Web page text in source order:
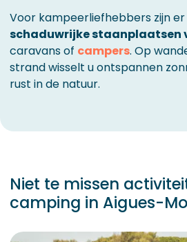
Voor kampeerliefhebbers zijn er
schaduwrijke staanplaatsen
caravans of campers. Op
strand wisselt u ontspannen
rust in de natuur.
Niet te missen
camping in Aigues-